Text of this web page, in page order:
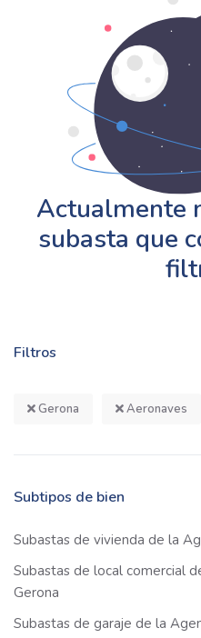
Filtros
Gerona Aeronaves
Subtipos de bien
Subastas de vivienda de la
Subastas de local comercial
Gerona
Subastas de garaje de la
Actualmente
subasta que